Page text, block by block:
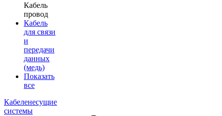
Кабель
провод
Кабель
для связи
и
передачи
данных
(медь)
Показать
все
Кабеленесущие
системы